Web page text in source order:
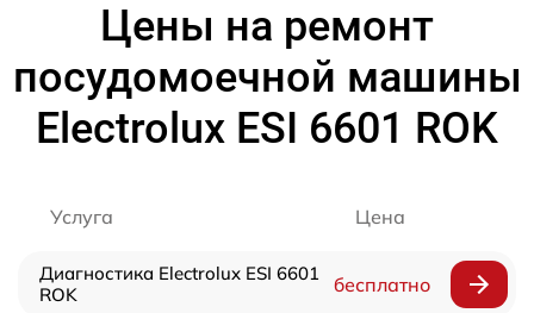
Цены на ремонт
посудомоечной машины
Electrolux ESI 6601 ROK
Услуга Цена
Диагностика Electrolux ESI 6601
ROK
бесплатно